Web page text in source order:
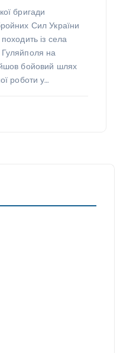
бригади
Сил України
із села
Гуляйполя на
бойовий шлях
роботи у…